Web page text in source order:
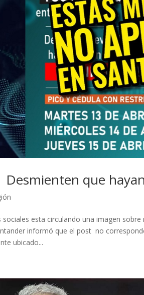
Desmienten que
sociales esta circulando una imagen
informó que el post no
ubicado...